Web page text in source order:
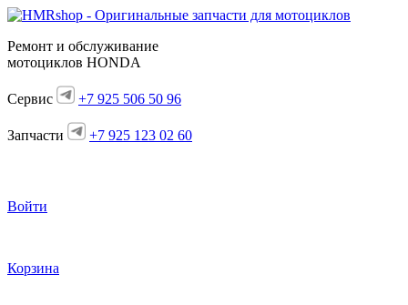
Ремонт и обслуживание
мотоциклов HONDA
Сервис +7 925 506 50 96
Запчасти +7 925 123 02 60
Войти
Корзина